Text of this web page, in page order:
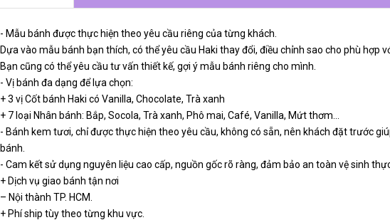
- Mẫu bánh được thực hiện theo yêu cầu riêng của từng khách.
Dựa vào mẫu bánh bạn thích, có thể yêu cầu Haki thay đổi, điều chỉnh sao cho phù hợp
Bạn cũng có thể yêu cầu tư vấn thiết kế, gợi ý mẫu bánh riêng cho mình.
- Vị bánh đa dạng để lựa chọn:
+ 3 vị Cốt bánh Haki có Vanilla, Chocolate, Trà xanh
+ 7 loại Nhân bánh: Bắp, Socola, Trà xanh, Phô mai, Café, Vanilla, Mứt thơm…
- Bánh kem tươi, chỉ được thực hiện theo yêu cầu, không có sẵn, nên khách đặt trước
bánh.
- Cam kết sử dụng nguyên liệu cao cấp, nguồn gốc rõ ràng, đảm bảo an toàn vệ sinh
+ Dịch vụ giao bánh tận nơi
– Nội thành TP. HCM.
+ Phí ship tùy theo từng khu vực.